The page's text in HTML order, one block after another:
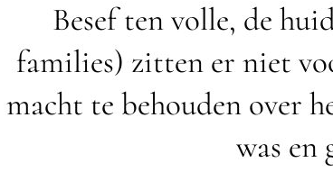
Besef ten volle, de
families) zitten er niet
macht te behouden over
was en